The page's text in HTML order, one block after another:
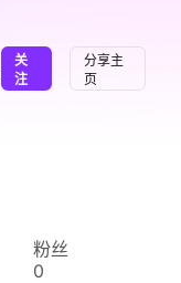
关
注
分享主
页
粉丝
0